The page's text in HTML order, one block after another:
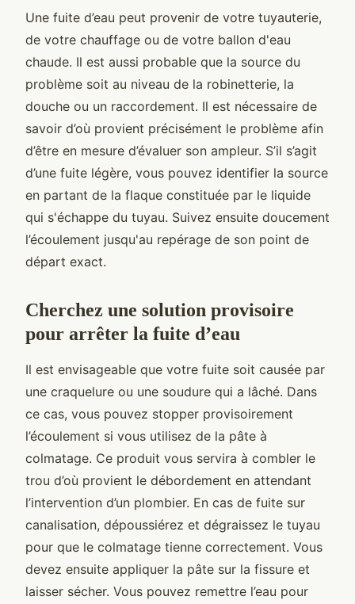
Une fuite d’eau peut provenir de votre tuyauterie,
de votre chauffage ou de votre ballon d'eau
chaude. Il est aussi probable que la source du
problème soit au niveau de la robinetterie, la
douche ou un raccordement. Il est nécessaire de
savoir d’où provient précisément le problème afin
d’être en mesure d’évaluer son ampleur. S’il s’agit
d’une fuite légère, vous pouvez identifier la source
en partant de la flaque constituée par le liquide
qui s'échappe du tuyau. Suivez ensuite doucement
l’écoulement jusqu'au repérage de son point de
départ exact.
Cherchez une solution provisoire
pour arrêter la fuite d’eau
Il est envisageable que votre fuite soit causée par
une craquelure ou une soudure qui a lâché. Dans
ce cas, vous pouvez stopper provisoirement
l’écoulement si vous utilisez de la pâte à
colmatage. Ce produit vous servira à combler le
trou d’où provient le débordement en attendant
l’intervention d’un plombier. En cas de fuite sur
canalisation, dépoussiérez et dégraissez le tuyau
pour que le colmatage tienne correctement. Vous
devez ensuite appliquer la pâte sur la fissure et
laisser sécher. Vous pouvez remettre l’eau pour